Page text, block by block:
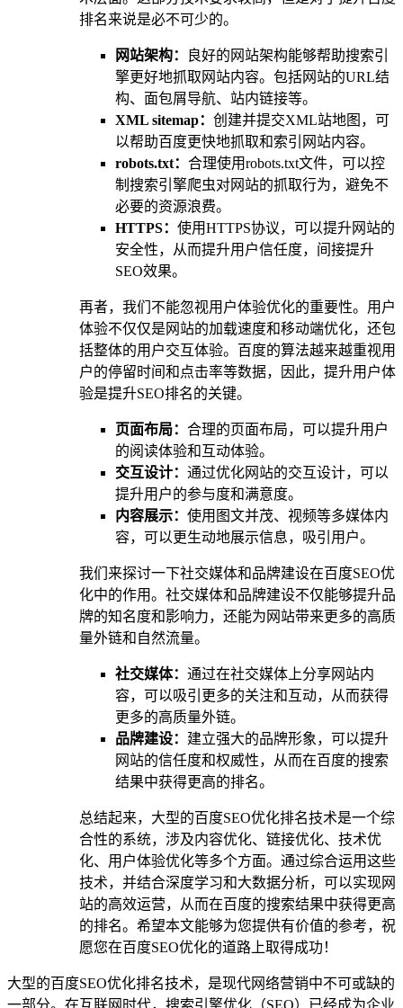
排名来说是必不可少的。
网站架构：
良好的网站架构能够帮助搜索引
擎更好地抓取网站内容。包括网站的URL结
构、面包屑导航、站内链接等。
XML sitemap： 创建并提交XML站地图，可
以帮助百度更快地抓取和索引网站内容。
robots.txt： 合理使用robots.txt文件，可以控
制搜索引擎爬虫对网站的抓取行为，避免不
必要的资源浪费。
HTTPS： 使用HTTPS协议，可以提升网站的
安全性，从而提升用户信任度，间接提升
SEO效果。
再者，我们不能忽视用户体验优化的重要性。用户
体验不仅仅是网站的加载速度和移动端优化，还包
括整体的用户交互体验。百度的算法越来越重视用
户的停留时间和点击率等数据，因此，提升用户体
验是提升SEO排名的关键。
页面布局： 合理的页面布局，可以提升用户
的阅读体验和互动体验。
交互设计： 通过优化网站的交互设计，可以
提升用户的参与度和满意度。
内容展示： 使用图文并茂、视频等多媒体内
容，可以更生动地展示信息，吸引用户。
我们来探讨一下社交媒体和品牌建设在百度SEO优
化中的作用。社交媒体和品牌建设不仅能够提升品
牌的知名度和影响力，还能为网站带来更多的高质
量外链和自然流量。
社交媒体： 通过在社交媒体上分享网站内
容，可以吸引更多的关注和互动，从而获得
更多的高质量外链。
品牌建设： 建立强大的品牌形象，可以提升
网站的信任度和权威性，从而在百度的搜索
结果中获得更高的排名。
总结起来，大型的百度SEO优化排名技术是一个综
合性的系统，涉及内容优化、链接优化、技术优
化、用户体验优化等多个方面。通过综合运用这些
技术，并结合深度学习和大数据分析，可以实现网
站的高效运营，从而在百度的搜索结果中获得更高
的排名。希望本文能够为您提供有价值的参考，祝
愿您在百度SEO优化的道路上取得成功！
大型的百度SEO优化排名技术，是现代网络营销中不可或缺的